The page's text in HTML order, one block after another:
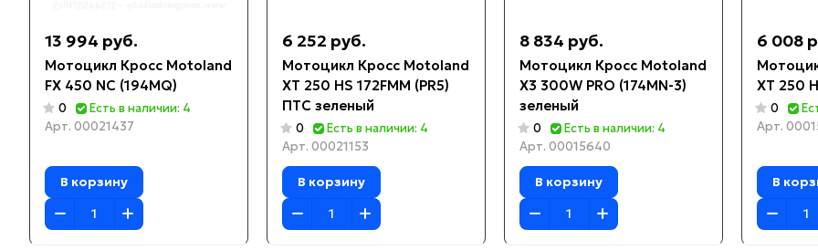
13 994 руб.
Мотоцикл Кросс Motoland
FX 450 NC (194MQ)
0
Есть в наличии: 4
Арт. 00021437
В корзину
6 252 руб.
Мотоцикл Кросс Motoland
XT 250 HS 172FMM (PR5)
ПТС зеленый
0
Есть в наличии: 4
Арт. 00021153
В корзину
8 834 руб.
Мотоцикл Кросс Motoland
X3 300W PRO (174MN-3)
зеленый
0
Есть в наличии: 4
Арт. 00015640
В корзину
6 008
XT 250
0
Арт.
В